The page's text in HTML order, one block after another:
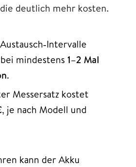
deutlich mehr kosten.
mindestens1–2 Mal
.
Messersatz kostet
, je nach Modell und
kann der Akku